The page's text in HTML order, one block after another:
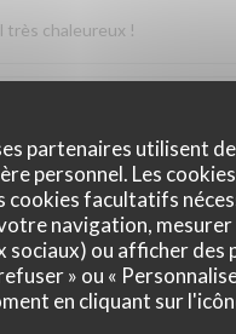
partenaires utilisent
personnel. Les
cookies facultatifs
navigation,
sociaux) ou afficher
» ou «
en cliquant sur
très chaleureux !
que conseiller ce Maitre